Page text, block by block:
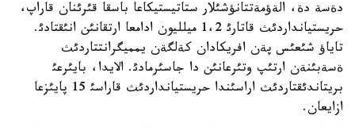
دةسة دة، الةؤمةتتانؤشئلار ستاتيستيكاعا باسقا قئرئنان قاراپ،
حريستيانداردئث قاتارئ 1،2 ميلليون ادامعا ارتقانئن انئقتادئ.
تاياؤ شئعئس پةن افريكادان كةلگةن يمميگرانتتاردئث
ةسةبئنةن ارتئپ وتئرعانئن دا جاسئرمادئ. الايدا، بايئرعئ
بريتاندئقتاردئث اراسئندا حريستيانداردئث قاراسئ 15 پايئزعا
ازايعان.